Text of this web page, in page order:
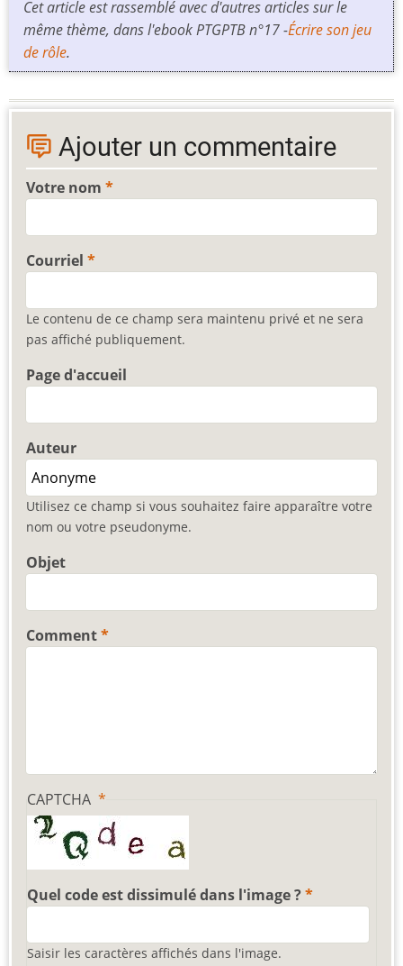
Cet article est rassemblé avec d'autres articles sur le
même thème, dans l'ebook PTGPTB n°17 -Écrire son jeu
de rôle.
Ajouter un commentaire
Votre nom
Courriel
Le contenu de ce champ sera maintenu privé et ne sera
pas affiché publiquement.
Page d'accueil
Auteur
Utilisez ce champ si vous souhaitez faire apparaître votre
nom ou votre pseudonyme.
Objet
Comment
CAPTCHA
Quel code est dissimulé dans l'image ?
Saisir les caractères affichés dans l'image.